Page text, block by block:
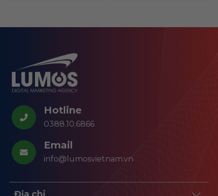
Hotline
0388.10.6866
Email
info@lumosvietnam.vn
Địa chỉ